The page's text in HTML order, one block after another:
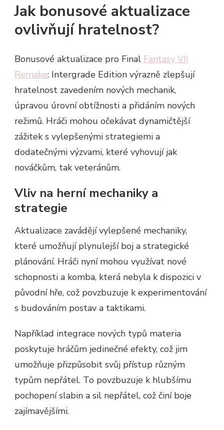
Jak bonusové aktualizace
ovlivňují hratelnost?
Bonusové aktualizace pro Final Fantasy VII
Remake: Intergrade Edition výrazně zlepšují
hratelnost zavedením nových mechanik,
úpravou úrovní obtížnosti a přidáním nových
režimů. Hráči mohou očekávat dynamičtější
zážitek s vylepšenými strategiemi a
dodatečnými výzvami, které vyhovují jak
nováčkům, tak veteránům.
Vliv na herní mechaniky a
strategie
Aktualizace zavádějí vylepšené mechaniky,
které umožňují plynulejší boj a strategické
plánování. Hráči nyní mohou využívat nové
schopnosti a komba, která nebyla k dispozici v
původní hře, což povzbuzuje k experimentování
s budováním postav a taktikami.
Například integrace nových typů materia
poskytuje hráčům jedinečné efekty, což jim
umožňuje přizpůsobit svůj přístup různým
typům nepřátel. To povzbuzuje k hlubšímu
pochopení slabin a sil nepřátel, což činí boje
zajímavějšími.